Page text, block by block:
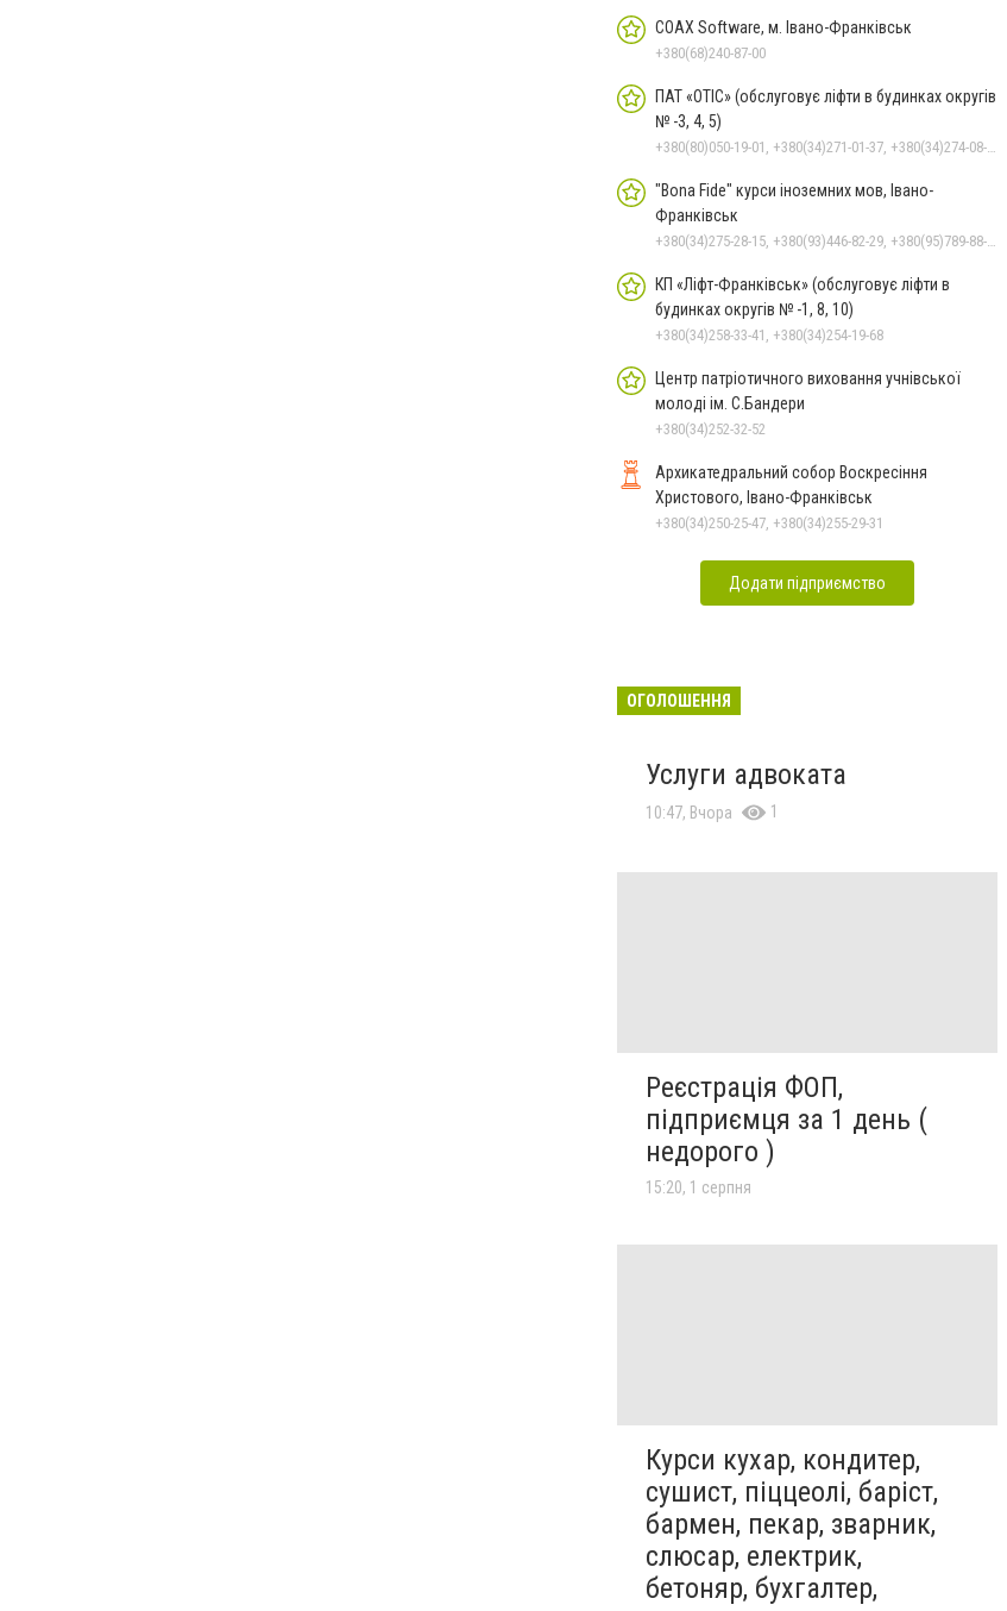
COAX Software, м. Івано-Франківськ
+380(68)240-87-00
ПАТ «ОТІС» (обслуговує ліфти в будинках округів
№ -3, 4, 5)
"Bona Fide" курси іноземних мов, Івано-
Франківськ
КП «Ліфт-Франківськ» (обслуговує ліфти в
будинках округів № -1, 8, 10)
+380(34)258-33-41, +380(34)254-19-68
Центр патріотичного виховання учнівської
молоді ім. С.Бандери
+380(34)252-32-52
Архикатедральний собор Воскресіння
Христового, Івано-Франківськ
+380(34)250-25-47, +380(34)255-29-31
Додати підприємство
ОГОЛОШЕННЯ
Услуги адвоката
10:47, Вчора 1
Реєстрація ФОП,
підприємця за 1 день (
недорого )
15:20, 1 серпня
Курси кухар, кондитер,
сушист, піццеолі, баріст,
бармен, пекар, зварник,
слюсар, електрик,
бетоняр, бухгалтер,